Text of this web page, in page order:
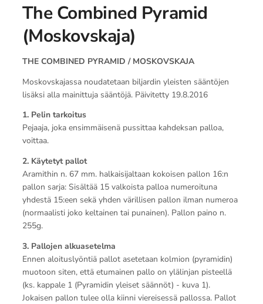
The Combined Pyramid
(Moskovskaja)
THE COMBINED PYRAMID / MOSKOVSKAJA
Moskovskajassa noudatetaan biljardin yleisten sääntöjen
lisäksi alla mainittuja sääntöjä. Päivitetty 19.8.2016
1. Pelin tarkoitus
Pejaaja, joka ensimmäisenä pussittaa kahdeksan palloa,
voittaa.
2. Käytetyt pallot
Aramithin n. 67 mm. halkaisijaltaan kokoisen pallon 16:n
pallon sarja: Sisältää 15 valkoista palloa numeroituna
yhdestä 15:een sekä yhden värillisen pallon ilman numeroa
(normaalisti joko keltainen tai punainen). Pallon paino n.
255g.
3. Pallojen alkuasetelma
Ennen aloituslyöntiä pallot asetetaan kolmion (pyramidin)
muotoon siten, että etumainen pallo on ylälinjan pisteellä
(ks. kappale 1 (Pyramidin yleiset säännöt) - kuva 1).
Jokaisen pallon tulee olla kiinni viereisessä pallossa. Pallot